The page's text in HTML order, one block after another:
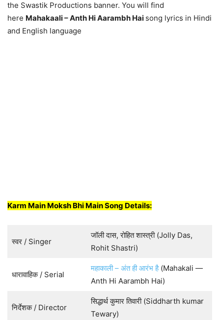
the Swastik Productions banner. You will find
here Mahakaali – Anth Hi Aarambh Hai song lyrics in Hindi
and English language
Karm Main Moksh Bhi Main Song Details:
स्वर / Singer
जॉली दास, रोहित शास्त्री (Jolly Das,
Rohit Shastri)
धारावाहिक / Serial
महाकाली – अंत ही आरंभ है(Mahakali —
Anth Hi Aarambh Hai)
निर्देशक / Director
सिद्धार्थ कुमार तिवारी (Siddharth kumar
Tewary)